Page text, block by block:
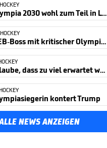
Olympia 2030 wohl zum Teil in Lyon
DEB-Boss mit kritischer Olympiabilanz
„Glaube, dass zu viel erwartet wurde“
kontert Trump
NEWS ANZEIGEN